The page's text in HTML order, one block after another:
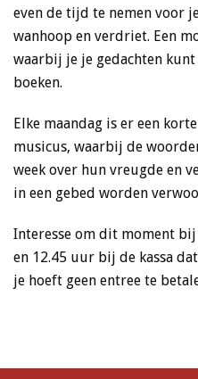
even de tijd te nemen voor
wanhoop en verdriet. Een
waarbij je je gedachten
boeken.
Elke maandag is er een
musicus, waarbij de
week over hun vreugde en
in een gebed worden
Interesse om dit moment
en 12.45 uur bij de kassa
je hoeft geen entree te